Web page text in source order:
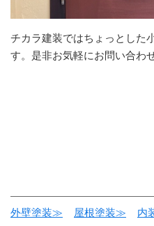
チカラ建装ではちょっとした
す。是非お気軽にお問い合わ
外壁塗装≫ 屋根塗装≫ 内